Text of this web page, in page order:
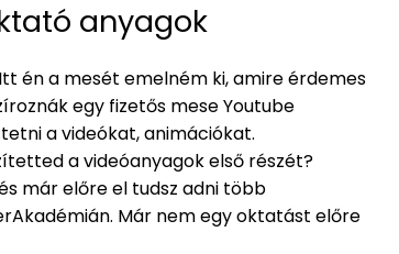
anyagok
én a mesét emelném ki, amire érdemes
egy fizetős mese Youtube
a videókat, animációkat.
a videóanyagok első részét?
már előre el tudsz adni több
Már nem egy oktatást előre